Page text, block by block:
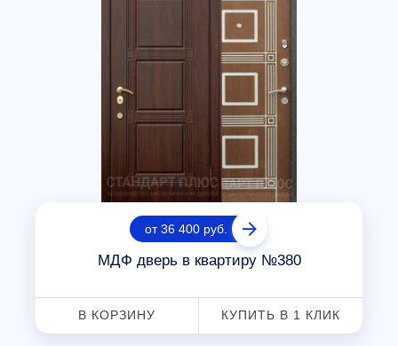
от 36 400 руб.
МДФ дверь в квартиру №380
В КОРЗИНУ КУПИТЬ В 1 КЛИК